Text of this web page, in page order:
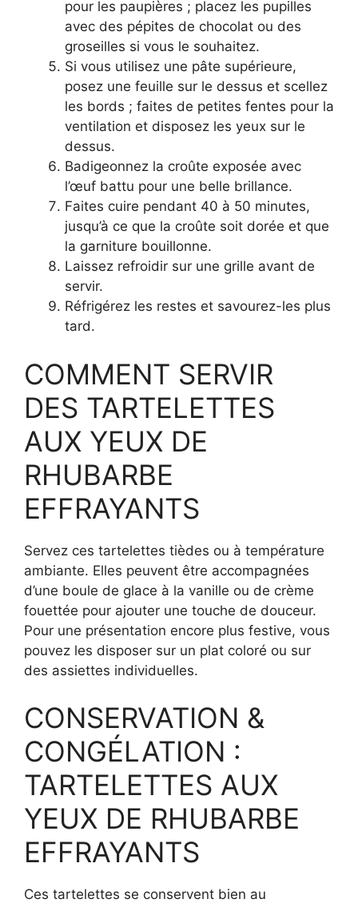
pour les paupières ; placez les pupilles
avec des pépites de chocolat ou des
groseilles si vous le souhaitez.
Si vous utilisez une pâte supérieure,
posez une feuille sur le dessus et scellez
les bords ; faites de petites fentes pour la
ventilation et disposez les yeux sur le
dessus.
Badigeonnez la croûte exposée avec
l’œuf battu pour une belle brillance.
Faites cuire pendant 40 à 50 minutes,
jusqu’à ce que la croûte soit dorée et que
la garniture bouillonne.
Laissez refroidir sur une grille avant de
servir.
Réfrigérez les restes et savourez-les plus
tard.
COMMENT SERVIR
DES TARTELETTES
AUX YEUX DE
RHUBARBE
EFFRAYANTS
Servez ces tartelettes tièdes ou à température
ambiante. Elles peuvent être accompagnées
d’une boule de glace à la vanille ou de crème
fouettée pour ajouter une touche de douceur.
Pour une présentation encore plus festive, vous
pouvez les disposer sur un plat coloré ou sur
des assiettes individuelles.
CONSERVATION &
CONGÉLATION :
TARTELETTES AUX
YEUX DE RHUBARBE
EFFRAYANTS
Ces tartelettes se conservent bien au